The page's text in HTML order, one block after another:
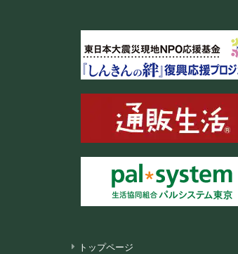
トップページ